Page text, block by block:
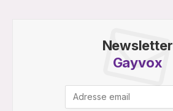
Newsletter
Gayvox